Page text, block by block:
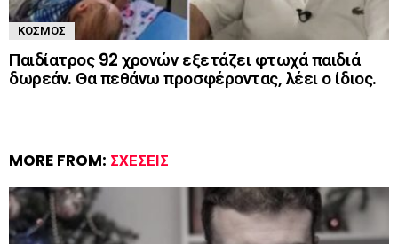
ΚΌΣΜΟΣ
Παιδίατρος 92 χρονών εξετάζει φτωχά παιδιά
δωρεάν. Θα πεθάνω προσφέροντας, λέει ο ίδιος.
MORE FROM: ΣΧΈΣΕΙΣ